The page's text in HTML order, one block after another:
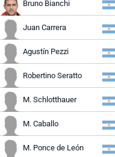
Bruno Bianchi
Juan Carrera
Agustín Pezzi
Robertino Seratto
M. Schlotthauer
M. Caballo
M. Ponce de León